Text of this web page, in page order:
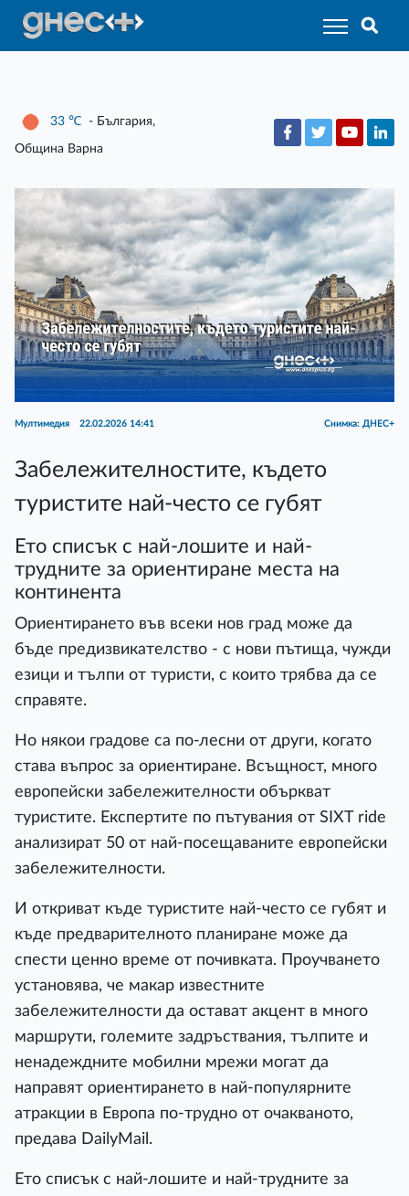
33 ℃ - България,
Община Варна
Мултимедия 22.02.2026 14:41 Снимка: ДНЕС+
Забележителностите, където
туристите най-често се губят
Ето списък с най-лошите и най-
трудните за ориентиране места на
континента
Ориентирането във всеки нов град може да
бъде предизвикателство - с нови пътища, чужди
езици и тълпи от туристи, с които трябва да се
справяте.
Но някои градове са по-лесни от други, когато
става въпрос за ориентиране. Всъщност, много
европейски забележителности объркват
туристите. Експертите по пътувания от SIXT ride
анализират 50 от най-посещаваните европейски
забележителности.
И откриват къде туристите най-често се губят и
къде предварителното планиране може да
спести ценно време от почивката. Проучването
установява, че макар известните
забележителности да остават акцент в много
маршрути, големите задръствания, тълпите и
ненадеждните мобилни мрежи могат да
направят ориентирането в най-популярните
атракции в Европа по-трудно от очакваното,
предава DailyMail.
Ето списък с най-лошите и най-трудните за